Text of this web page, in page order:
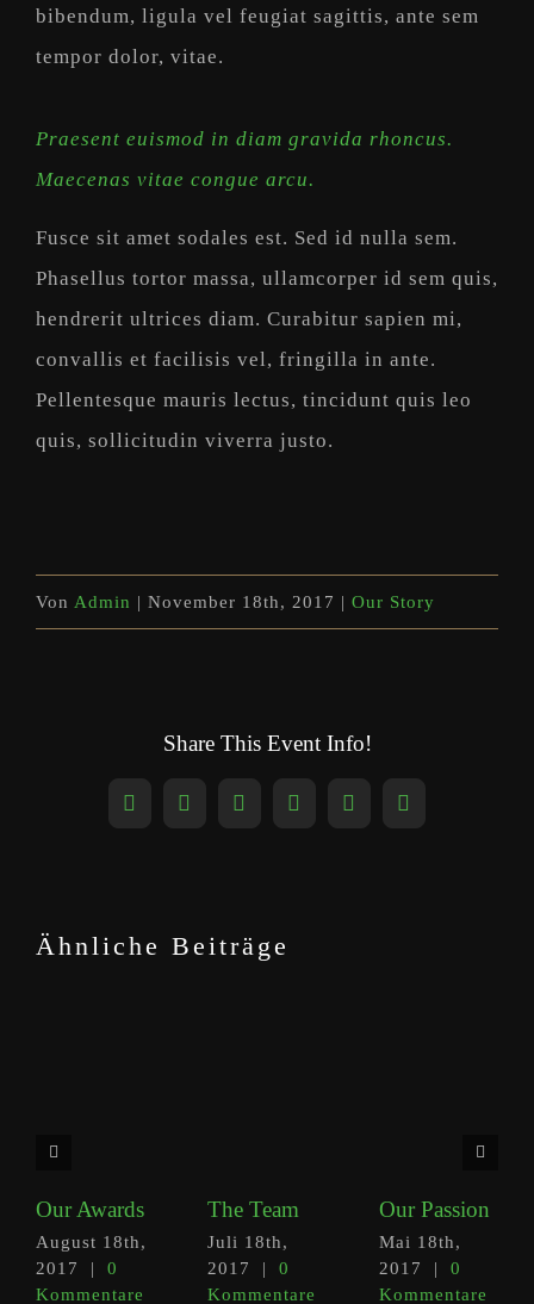
bibendum, ligula vel feugiat sagittis, ante sem
tempor dolor, vitae.
Praesent euismod in diam gravida rhoncus.
Maecenas vitae congue arcu.
Fusce sit amet sodales est. Sed id nulla sem.
Phasellus tortor massa, ullamcorper id sem quis,
hendrerit ultrices diam. Curabitur sapien mi,
convallis et facilisis vel, fringilla in ante.
Pellentesque mauris lectus, tincidunt quis leo
quis, sollicitudin viverra justo.
Von Admin | November 18th, 2017 | Our Story
Share This Event Info!
Facebook
X RedditLinkedInWhatsAppPinterest
Ähnliche Beiträge
Our Awards
August 18th,
2017
|
0
Kommentare
The Team
Juli 18th,
2017
|
0
Kommentare
Our Passion
Mai 18th,
2017
|
0
Kommentare